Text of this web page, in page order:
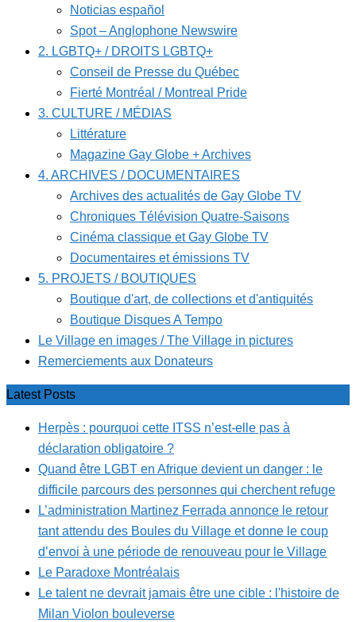
Noticias español
Spot – Anglophone Newswire
2. LGBTQ+ / DROITS LGBTQ+
Conseil de Presse du Québec
Fierté Montréal / Montreal Pride
3. CULTURE / MÉDIAS
Littérature
Magazine Gay Globe + Archives
4. ARCHIVES / DOCUMENTAIRES
Archives des actualités de Gay Globe TV
Chroniques Télévision Quatre-Saisons
Cinéma classique et Gay Globe TV
Documentaires et émissions TV
5. PROJETS / BOUTIQUES
Boutique d'art, de collections et d'antiquités
Boutique Disques A Tempo
Le Village en images / The Village in pictures
Remerciements aux Donateurs
Latest Posts
Herpès : pourquoi cette ITSS n’est-elle pas à
déclaration obligatoire ?
Quand être LGBT en Afrique devient un danger : le
difficile parcours des personnes qui cherchent refuge
L’administration Martinez Ferrada annonce le retour
tant attendu des Boules du Village et donne le coup
d’envoi à une période de renouveau pour le Village
Le Paradoxe Montréalais
Le talent ne devrait jamais être une cible : l'histoire de
Milan Violon bouleverse